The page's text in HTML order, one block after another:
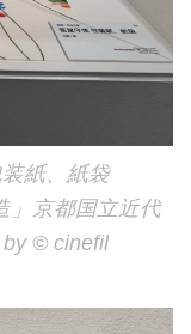
紙、紙袋
」京都国立近代
by © cinefil